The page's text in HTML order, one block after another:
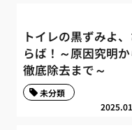
トイレの黒ずみよ、
らば！～原因究明か
徹底除去まで～
未分類